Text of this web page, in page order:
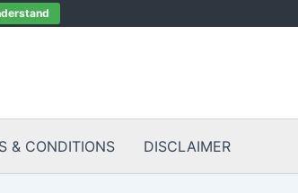
& CONDITIONS DISCLAIMER